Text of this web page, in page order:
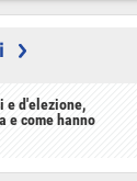
e d'elezione,
e come hanno